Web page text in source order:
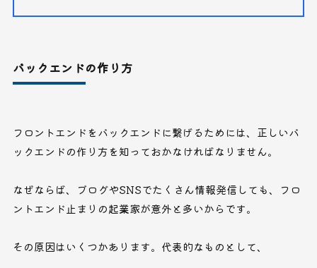
バックエンドの作り方
フロントエンドをバックエンドに繋げるためには、正しいバ
ックエンドの作り方を知っておかなければなりません。
なぜならば、ブログやSNSでたくさん情報発信しても、フロ
ントエンド止まりの起業家が意外と多いからです。
その原因はいくつかあります。代表的なものとして、